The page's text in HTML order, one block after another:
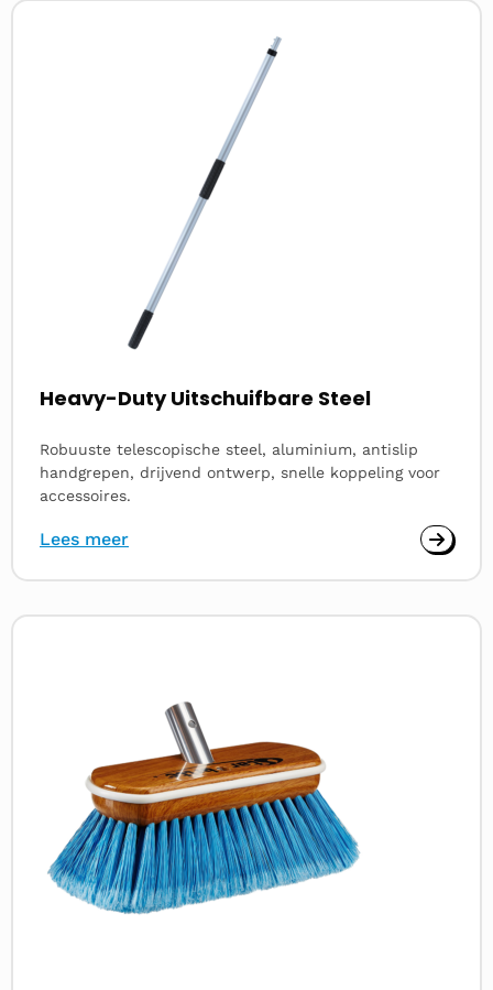
Heavy-Duty Uitschuifbare Steel
Robuuste telescopische steel, aluminium, antislip
handgrepen, drijvend ontwerp, snelle koppeling voor
accessoires.
Lees meer
Lees
Lees